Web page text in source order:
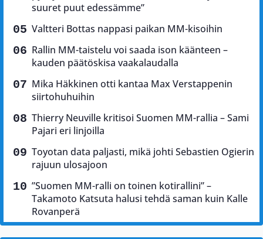
suuret puut edessämme”
Valtteri Bottas nappasi paikan MM-kisoihin
Rallin MM-taistelu voi saada ison käänteen –
kauden päätöskisa vaakalaudalla
Mika Häkkinen otti kantaa Max Verstappenin
siirtohuhuihin
Thierry Neuville kritisoi Suomen MM-rallia – Sami
Pajari eri linjoilla
Toyotan data paljasti, mikä johti Sebastien Ogierin
rajuun ulosajoon
”Suomen MM-ralli on toinen kotirallini” –
Takamoto Katsuta halusi tehdä saman kuin Kalle
Rovanperä